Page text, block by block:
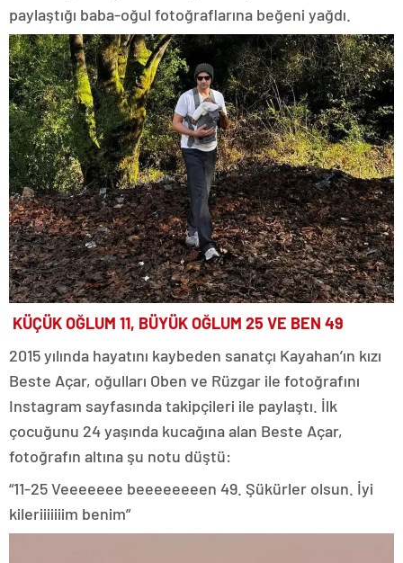
paylaştığı baba-oğul fotoğraflarına beğeni yağdı.
KÜÇÜK OĞLUM 11, BÜYÜK OĞLUM 25 VE BEN 49
2015 yılında hayatını kaybeden sanatçı Kayahan’ın kızı
Beste Açar, oğulları Oben ve Rüzgar ile fotoğrafını
Instagram sayfasında takipçileri ile paylaştı. İlk
çocuğunu 24 yaşında kucağına alan Beste Açar,
fotoğrafın altına şu notu düştü:
“11-25 Veeeeeee beeeeeeeen 49. Şükürler olsun. İyi
kileriiiiiiim benim”